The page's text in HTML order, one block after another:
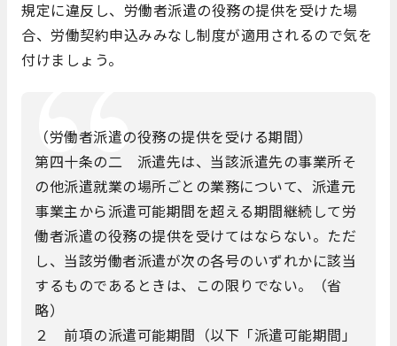
規定に違反し、労働者派遣の役務の提供を受けた場
合、労働契約申込みみなし制度が適用されるので気を
付けましょう。
（労働者派遣の役務の提供を受ける期間）
第四十条の二 派遣先は、当該派遣先の事業所そ
の他派遣就業の場所ごとの業務について、派遣元
事業主から派遣可能期間を超える期間継続して労
働者派遣の役務の提供を受けてはならない。ただ
し、当該労働者派遣が次の各号のいずれかに該当
するものであるときは、この限りでない。（省
略）
２ 前項の派遣可能期間（以下「派遣可能期間」